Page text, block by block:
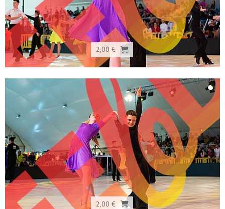
2,00 €
2,00 €